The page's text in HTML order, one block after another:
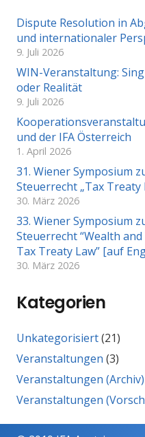
Dispute Resolution in
und internationaler
9. Juli 2026
WIN-Veranstaltung:
oder Realität
9. Juli 2026
und der IFA Österreich
1. April 2026
31. Wiener Symposium
Steuerrecht „Tax
30. März 2026
33. Wiener Symposium
Steuerrecht “Wealth
Tax Treaty Law” [auf
30. März 2026
Kategorien
Unkategorisiert(21)
Veranstaltungen (3)
Veranstaltungen (Archiv)
Veranstaltungen